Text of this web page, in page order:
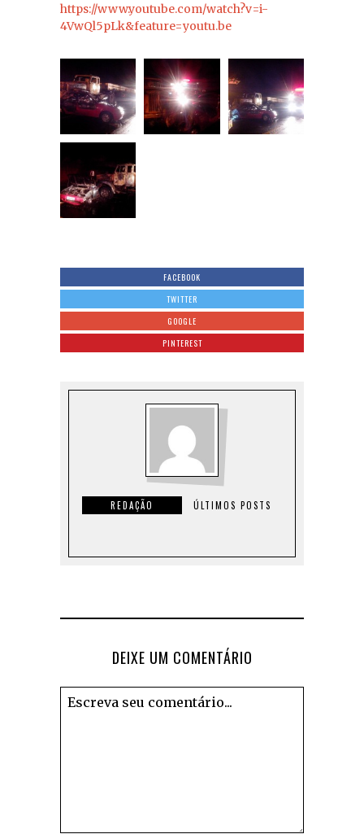
https://www.youtube.com/watch?v=i-
4VwQl5pLk&feature=youtu.be
FACEBOOK
TWITTER
GOOGLE
PINTEREST
REDAÇÃO ÚLTIMOS POSTS
DEIXE UM COMENTÁRIO